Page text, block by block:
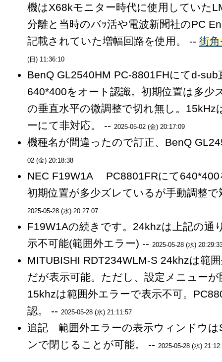
機はX68kモニター時代に使用していた
分離と当時のバｯ活や電波新聞社のPC
記載されていた増幅回路を使用。 -- 街
(日) 11:36:10
BenQ GL2540HM PC-8801FHにてd-sub
640*400をオート認識。初期位置は多少
の垂直水平の微調整で切れ無し。15kHz
ーにて非対応。 -- 2025-05-02 (金) 20:17:09
機種名が間違ったので訂正、BenQ
02 (金) 20:18:38
NEC F19W1A PC8801FRにて640*400
初期位置が多少ズレているが手動調整で
2025-05-28 (水) 20:27:07
F19W1Aの続きです。24khzは上記の通
示不可能(範囲外エラー) -- 2025-05-28 (水)
MITUBISHI RDT234WLM-S 24khzは範
だが表示可能。ただし、設定メニュー
15khzは範囲外エラーで表示不可。
認。 -- 2025-05-28 (水) 21:11:57
追記 範囲外エラーの表示ウィンドウは
ンで閉じることが可能。 -- 2025-05-28 (水)